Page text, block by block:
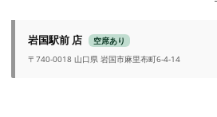
岩国駅前 店
空席あり
〒740-0018 山口県 岩国市麻里布町6-4-14